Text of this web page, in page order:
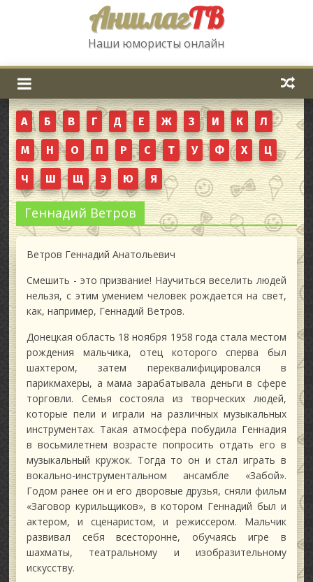
АншлагТВ
Наши юмористы онлайн
А Б В Г Д Е Ж З И К Л
М Н О П Р С Т У Ф Х Ц
Ч Ш Щ Э Ю Я
Геннадий Ветров
Ветров Геннадий Анатольевич
Смешить - это призвание! Научиться веселить людей
нельзя, с этим умением человек рождается на свет,
как, например, Геннадий Ветров.
Донецкая область 18 ноября 1958 года стала местом
рождения мальчика, отец которого сперва был
шахтером, затем переквалифицировался в
парикмахеры, а мама зарабатывала деньги в сфере
торговли. Семья состояла из творческих людей,
которые пели и играли на различных музыкальных
инструментах. Такая атмосфера побудила Геннадия
в восьмилетнем возрасте попросить отдать его в
музыкальный кружок. Тогда то он и стал играть в
вокально-инструментальном ансамбле «Забой».
Годом ранее он и его дворовые друзья, сняли фильм
«Заговор курильщиков», в котором Геннадий был и
актером, и сценаристом, и режиссером. Мальчик
развивал себя всесторонне, обучаясь игре в
шахматы, театральному и изобразительному
искусству.